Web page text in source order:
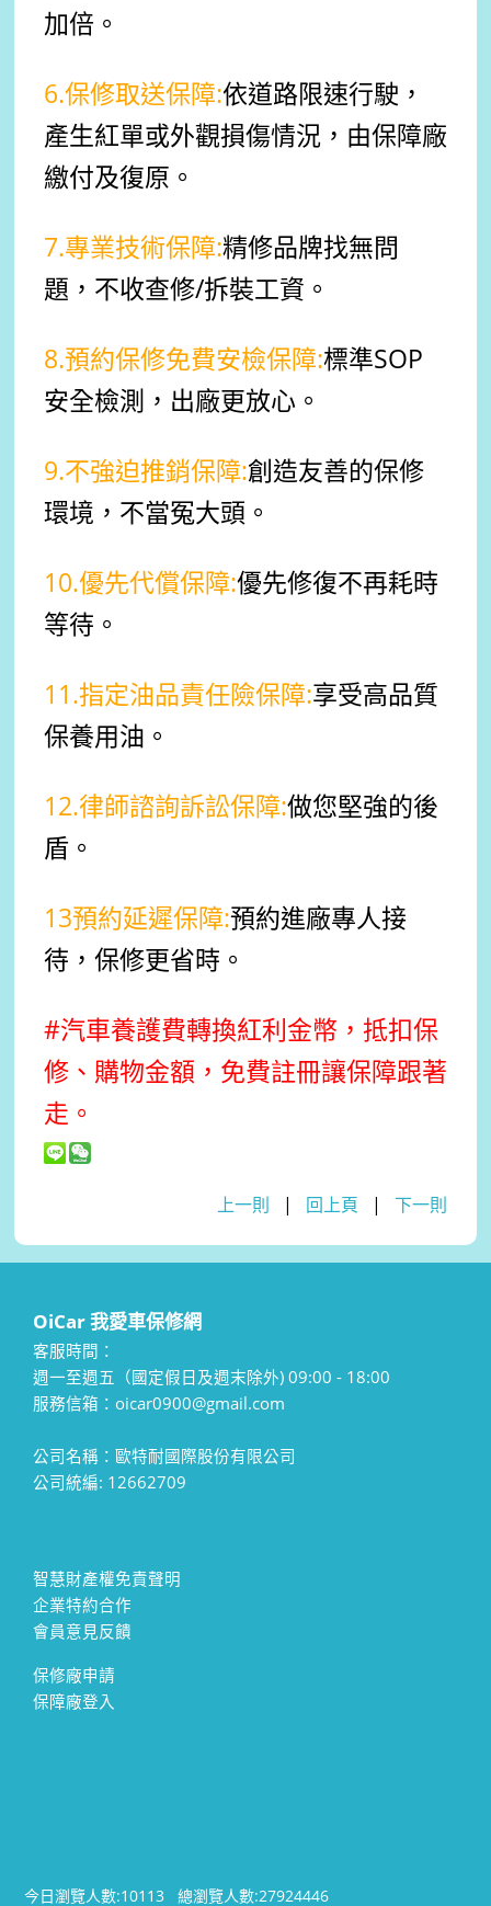
加倍。
6.保修取送保障:依道路限速行駛，
產生紅單或外觀損傷情況，由保障廠
繳付及復原。
7.專業技術保障:精修品牌找無問
題，不收查修/拆裝工資。
8.預約保修免費安檢保障:標準SOP
安全檢測，出廠更放心。
9.不強迫推銷保障:創造友善的保修
環境，不當冤大頭。
10.優先代償保障:優先修復不再耗時
等待。
11.指定油品責任險保障:享受高品質
保養用油。
12.律師諮詢訴訟保障:做您堅強的後
盾。
13預約延遲保障:預約進廠專人接
待，保修更省時。
#汽車養護費轉換紅利金幣，抵扣保
修、購物金額，免費註冊讓保障跟著
走。
上一則 | 回上頁 |下一則
OiCar 我愛車保修網
客服時間：
週一至週五（國定假日及週末除外) 09:00 - 18:00
服務信箱：oicar0900@gmail.com
公司名稱：歐特耐國際股份有限公司
公司統編: 12662709
智慧財產權免責聲明
企業特約合作
會員意見反饋
保修廠申請
保障廠登入
今日瀏覽人數:10113總瀏覽人數:27924446